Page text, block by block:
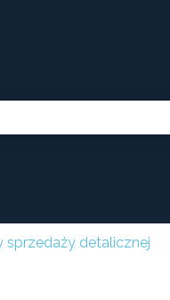
sprzedaży detalicznej